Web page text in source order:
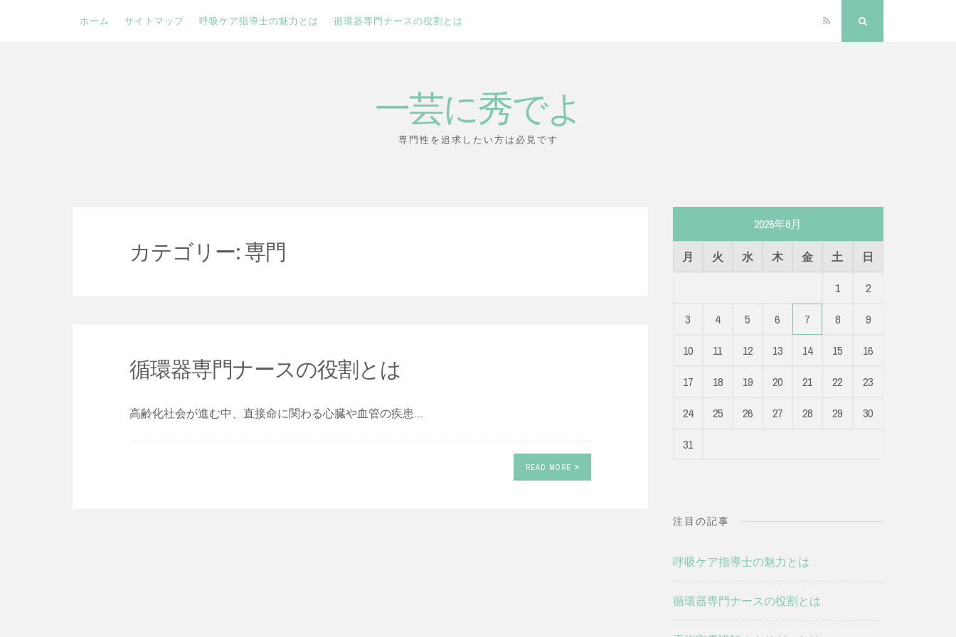
ホーム サイトマップ 呼吸ケア指導士の魅力とは 循環器専門ナースの役割とは RSS
一芸に秀でよ
専門性を追求したい方は必見です
カテゴリー:専門
循環器専門ナースの役割とは
高齢化社会が進む中、直接命に関わる心臓や血管の疾患…
READ MORE
2026年8月
月 火 水 木 金 土
日
1
2
3
4 5 6 7 8
9
10
11 12 13 14 15
16
17
18 19 20 21 22
23
24
25 26 27 28 29
30
31
注目の記事
呼吸ケア指導士の魅力とは
循環器専門ナースの役割とは